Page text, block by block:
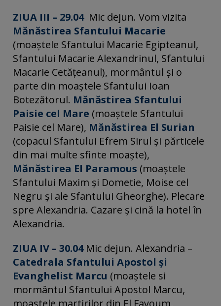
ZIUA III – 29.04 Mic dejun. Vom vizita
Mănăstirea Sfantului Macarie
(moaştele Sfantului Macarie Egipteanul,
Sfantului Macarie Alexandrinul, Sfantului
Macarie Cetăţeanul), mormântul şi o
parte din moaştele Sfantului Ioan
Botezătorul. Mănăstirea Sfantului
Paisie cel Mare (moaştele Sfantului
Paisie cel Mare), Mănăstirea El Surian
(copacul Sfantului Efrem Sirul şi părticele
din mai multe sfinte moaşte),
Mănăstirea El Paramous (moaştele
Sfantului Maxim şi Dometie, Moise cel
Negru şi ale Sfantului Gheorghe). Plecare
spre Alexandria. Cazare și cină la hotel în
Alexandria.
ZIUA IV – 30.04Mic dejun. Alexandria –
Catedrala Sfantului Apostol și
Evanghelist Marcu (moaştele si
mormântul Sfantului Apostol Marcu,
moaştele martirilor din El Fayoum,